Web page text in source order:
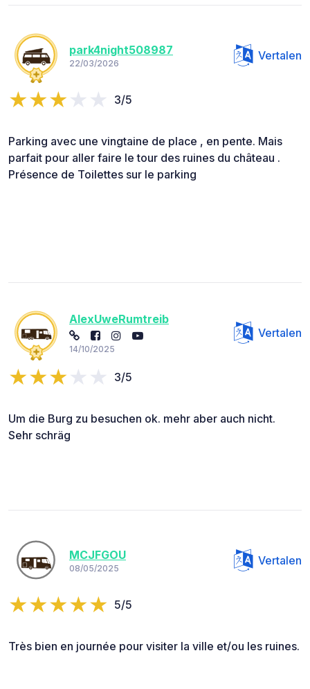
park4night508987
22/03/2026
Vertalen
3/5
Parking avec une vingtaine de place , en pente. Mais
parfait pour aller faire le tour des ruines du château .
Présence de Toilettes sur le parking
AlexUweRumtreib
14/10/2025
Vertalen
3/5
Um die Burg zu besuchen ok. mehr aber auch nicht.
Sehr schräg
MCJFGOU
08/05/2025
Vertalen
5/5
Très bien en journée pour visiter la ville et/ou les ruines.